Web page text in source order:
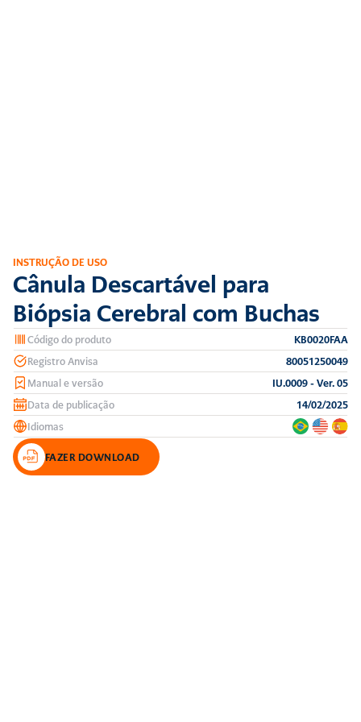
INSTRUÇÃO DE USO
Cânula Descartável para
Biópsia Cerebral com Buchas
Código do produto
KB0020FAA
Registro Anvisa
80051250049
Manual e versão
IU.0009 - Ver. 05
Data de publicação
14/02/2025
Idiomas
FAZER DOWNLOAD